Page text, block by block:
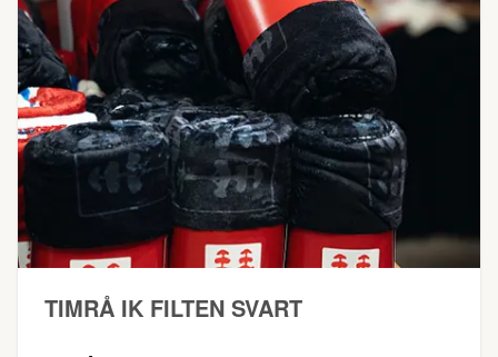
TIMRÅ IK FILTEN SVART